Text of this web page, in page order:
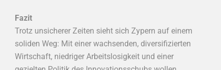
Fazit
Trotz unsicherer Zeiten sieht sich Zypern auf einem
soliden Weg: Mit einer wachsenden, diversifizierten
Wirtschaft, niedriger Arbeitslosigkeit und einer